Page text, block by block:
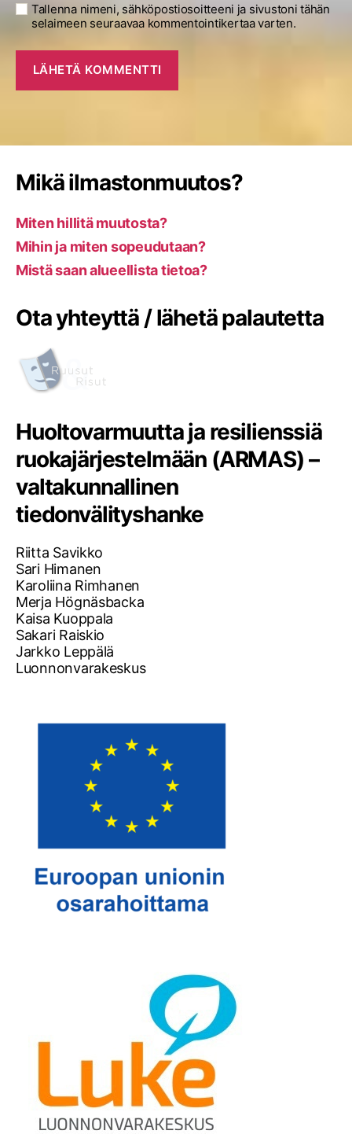
Tallenna nimeni, sähköpostiosoitteeni ja sivustoni tähän
selaimeen seuraavaa kommentointikertaa varten.
Mikä ilmastonmuutos?
Miten hillitä muutosta?
Mihin ja miten sopeudutaan?
Mistä saan alueellista tietoa?
Ota yhteyttä / lähetä palautetta
Huoltovarmuutta ja resilienssiä
ruokajärjestelmään (ARMAS) –
valtakunnallinen
tiedonvälityshanke
Riitta Savikko
Sari Himanen
Karoliina Rimhanen
Merja Högnäsbacka
Kaisa Kuoppala
Sakari Raiskio
Jarkko Leppälä
Luonnonvarakeskus